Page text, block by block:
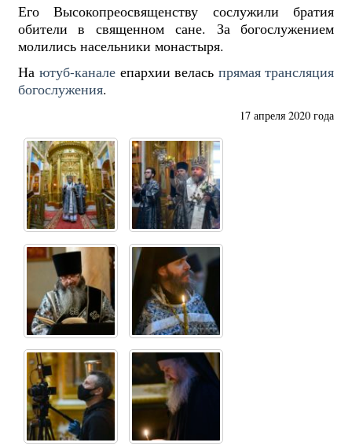
Его Высокопреосвященству сослужили братия
обители в священном сане. За богослужением
молились насельники монастыря.
На ютуб-каналеепархии веласьпрямая трансляция
богослужения.
17 апреля 2020 года